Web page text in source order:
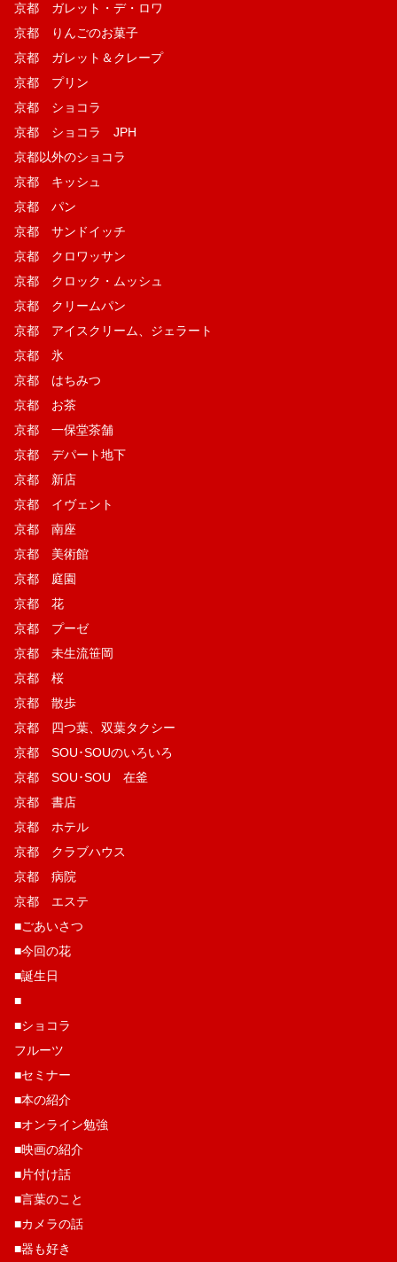
京都 ガレット・デ・ロワ
京都 りんごのお菓子
京都 ガレット＆クレープ
京都 プリン
京都 ショコラ
京都 ショコラ JPH
京都以外のショコラ
京都 キッシュ
京都 パン
京都 サンドイッチ
京都 クロワッサン
京都 クロック・ムッシュ
京都 クリームパン
京都 アイスクリーム、ジェラート
京都 氷
京都 はちみつ
京都 お茶
京都 一保堂茶舗
京都 デパート地下
京都 新店
京都 イヴェント
京都 南座
京都 美術館
京都 庭園
京都 花
京都 プーゼ
京都 未生流笹岡
京都 桜
京都 散歩
京都 四つ葉、双葉タクシー
京都 SOU･SOUのいろいろ
京都 SOU･SOU 在釜
京都 書店
京都 ホテル
京都 クラブハウス
京都 病院
京都 エステ
■ごあいさつ
■今回の花
■誕生日
■
■ショコラ
フルーツ
■セミナー
■本の紹介
■オンライン勉強
■映画の紹介
■片付け話
■言葉のこと
■カメラの話
■器も好き